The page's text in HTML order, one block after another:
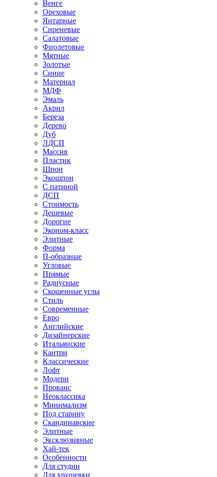
Венге
Ореховые
Янтарные
Сиреневые
Салатовые
Фиолетовые
Мятные
Золотые
Синие
Материал
МДФ
Эмаль
Акрил
Береза
Дерево
Дуб
ЛДСП
Массив
Пластик
Шпон
Экошпон
С патиной
ДСП
Стоимость
Дешевые
Дорогие
Эконом-класс
Элитные
Форма
П-образные
Угловые
Прямые
Радиусные
Скошенные углы
Стиль
Современные
Евро
Английские
Дизайнерские
Итальянские
Кантри
Классические
Лофт
Модерн
Прованс
Неоклассика
Минимализм
Под старину
Скандинавские
Элитные
Эксклюзивные
Хай-тек
Особенности
Для студии
Для хрущевки